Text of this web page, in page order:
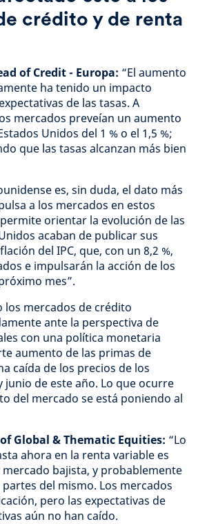
crédito y de renta
of Credit - Europa: “El aumento
ha tenido un impacto
de las tasas. A
mercados preveían un aumento
Unidos del 1 % o el 1,5 %;
que las tasas alcanzan más bien
es, sin duda, el dato más
a los mercados en estos
orientar la evolución de las
acaban de publicar sus
del IPC, que, con un 8,2 %,
e impulsarán la acción de los
mes”.
los mercados de crédito
ante la perspectiva de
con una política monetaria
aumento de las primas de
caída de los precios de los
de este año. Lo que ocurre
del mercado se está poniendo al
Global & Thematic Equities: “Lo
ahora en la renta variable es
bajista, y probablemente
del mismo. Los mercados
pero las expectativas de
aún no han caído.